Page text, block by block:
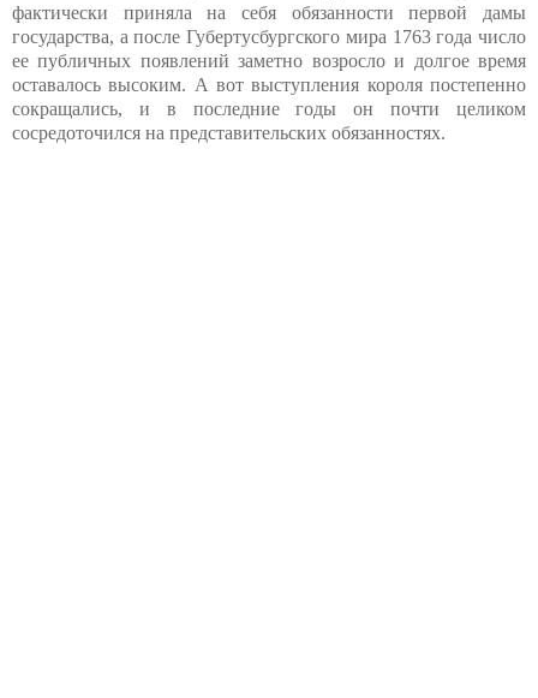
фактически приняла на себя обязанности первой дамы
государства, а после Губертусбургского мира 1763 года число
ее публичных появлений заметно возросло и долгое время
оставалось высоким. А вот выступления короля постепенно
сокращались, и в последние годы он почти целиком
сосредоточился на представительских обязанностях.